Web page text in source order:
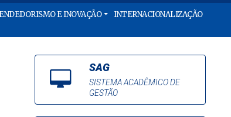
E INOVAÇÃO INTERNACIONALIZAÇÃO
SAG
SISTEMA ACADÊMICO DE
GESTÃO